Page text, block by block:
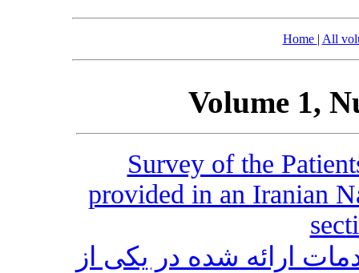
Home | All
Volume 1,
Survey of the
provided in an Iranian
ارائه شده در یکی از